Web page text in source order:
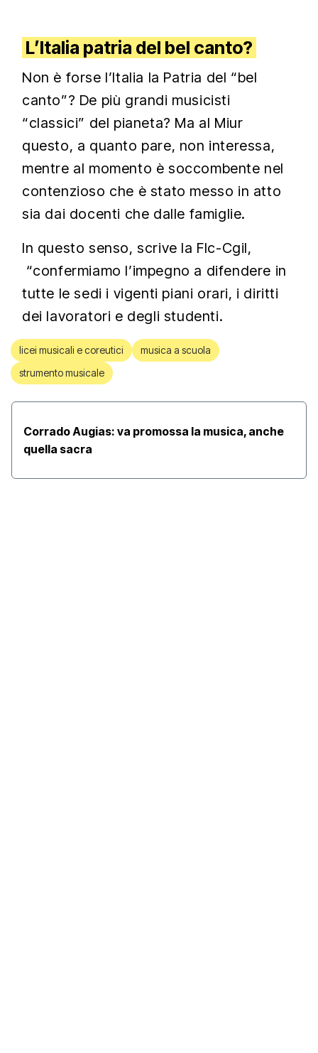
L’Italia patria del bel canto?
Non è forse l’Italia la Patria del “bel
canto”? De più grandi musicisti
“classici” del pianeta? Ma al Miur
questo, a quanto pare, non interessa,
mentre al momento è soccombente nel
contenzioso che è stato messo in atto
sia dai docenti che dalle famiglie.
In questo senso, scrive la Flc-Cgil,
“confermiamo l’impegno a difendere in
tutte le sedi i vigenti piani orari, i diritti
dei lavoratori e degli studenti.
licei musicali e coreutici
musica a scuola
strumento musicale
Corrado Augias: va promossa la musica, anche
quella sacra